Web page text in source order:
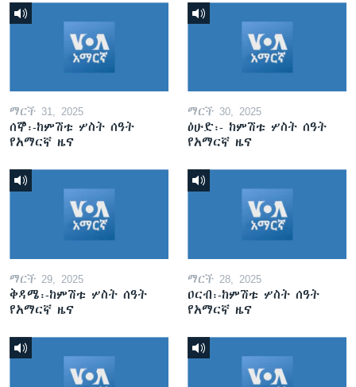
ማርች 31, 2025
ሰኞ፡-ከምሽቱ ሦስት ሰዓት
የአማርኛ ዜና
ማርች 30, 2025
ዕሁድ፡- ከምሽቱ ሦስት ሰዓት
የአማርኛ ዜና
ማርች 29, 2025
ቅዳሜ፡-ከምሽቱ ሦስት ሰዓት
የአማርኛ ዜና
ማርች 28, 2025
ዐርብ፡-ከምሽቱ ሦስት ሰዓት
የአማርኛ ዜና